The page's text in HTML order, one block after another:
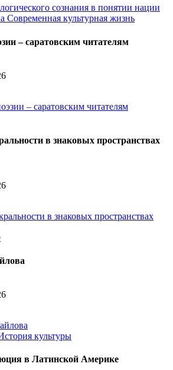
Современная культурная жизнь
– саратовским читателям
в знаковых пространствах
культуры
в Латинской Америке